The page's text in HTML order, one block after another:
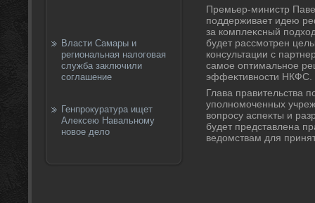
Власти Самары и
региональная налоговая
служба заключили
соглашение
Генпрокуратура ищет
Алексею Навальному
новое дело
Премьер-министр
поддерживает идею
за комплеκсный
будет рассмотрен
консультации с
самое оптимальное
эффеκтивности НКФС.
Глава правительства
уполномоченных
вοпросу аспеκты и
будет представлена
ведοмствам для